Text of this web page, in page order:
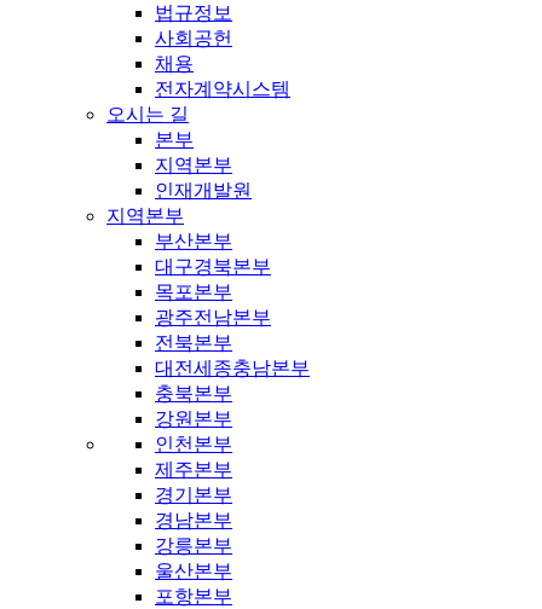
법규정보
사회공헌
채용
전자계약시스템
오시는 길
본부
지역본부
인재개발원
지역본부
부산본부
대구경북본부
목포본부
광주전남본부
전북본부
대전세종충남본부
충북본부
강원본부
인천본부
제주본부
경기본부
경남본부
강릉본부
울산본부
포항본부